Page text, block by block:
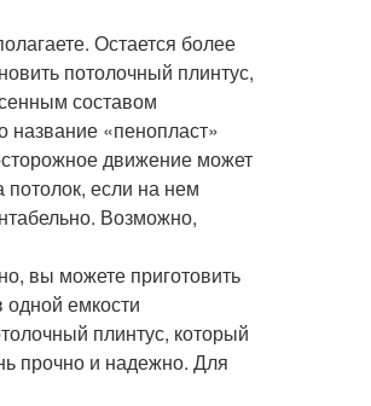
Остается более
потолочный плинтус,
составом
название «пенопласт»
движение может
если на нем
Возможно,
вы можете приготовить
одной емкости
плинтус, который
прочно и надежно. Для